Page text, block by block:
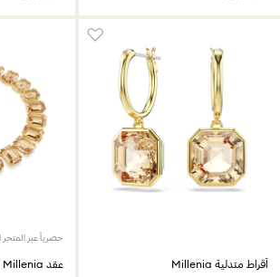
أقراط متدلية Millenia
حصرياً عبر المتجر
عقد Millenia